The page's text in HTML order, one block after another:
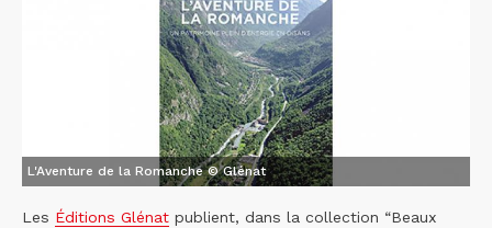
L'Aventure de la Romanche © Glénat
Les Éditions Glénat publient, dans la collection “Beaux